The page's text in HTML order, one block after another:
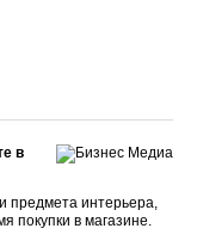
в
предмета интерьера,
покупки в магазине.